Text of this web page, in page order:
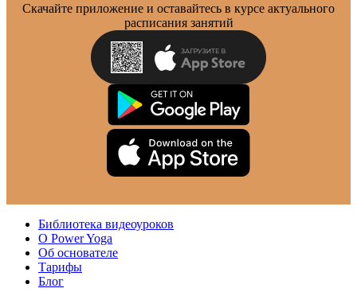
Скачайте приложение и оставайтесь в курсе актуального
расписания занятий
Библиотека видеоуроков
О Power Yoga
Об основателе
Тарифы
Блог